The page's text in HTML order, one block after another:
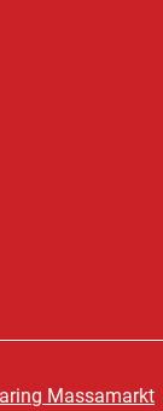
Massamarkt